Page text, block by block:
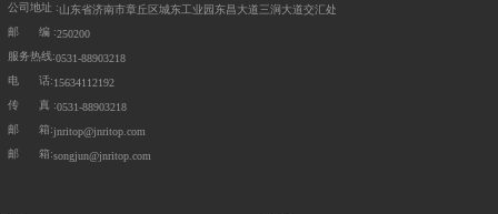
公司地址 :山东省济南市章丘区城东工业园东昌大道三涧大道交汇处
邮 编 :250200
服务热线:0531-88903218
电 话:15634112192
传 真 :0531-88903218
邮 箱:jnritop@jnritop.com
邮 箱:songjun@jnritop.com